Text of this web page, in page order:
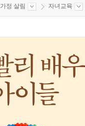
가정 살림 자녀교육